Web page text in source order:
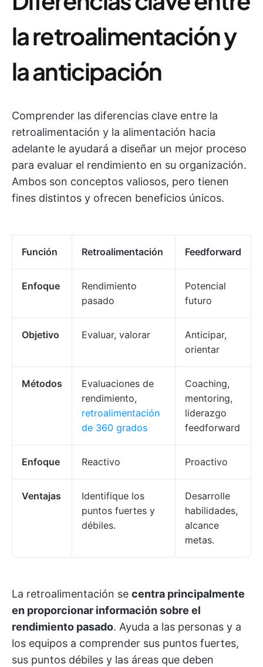
la retroalimentación y
la anticipación
Comprender las diferencias clave entre la
retroalimentación y la alimentación hacia
adelante le ayudará a diseñar un mejor proceso
para evaluar el rendimiento en su organización.
Ambos son conceptos valiosos, pero tienen
fines distintos y ofrecen beneficios únicos.
Función Retroalimentación Feedforward
Enfoque
Rendimiento
pasado
Potencial
futuro
Objetivo Evaluar, valorar
Anticipar,
orientar
Métodos
Evaluaciones de
rendimiento,
retroalimentación
de 360 grados
Coaching,
mentoring,
liderazgo
feedforward
Enfoque Reactivo Proactivo
Ventajas
Identifique los
puntos fuertes y
débiles.
Desarrolle
habilidades,
alcance
metas.
La retroalimentación se centra principalmente
en proporcionar información sobre el
rendimiento pasado. Ayuda a las personas y a
los equipos a comprender sus puntos fuertes,
sus puntos débiles y las áreas que deben